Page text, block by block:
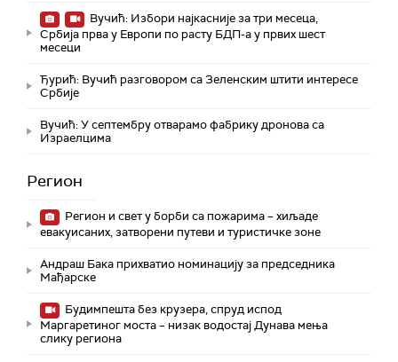
Вучић: Избори најкасније за три месеца,
Србија прва у Европи по расту БДП-а у првих шест
месеци
Ђурић: Вучић разговором са Зеленским штити интересе
Србије
Вучић: У септембру отварамо фабрику дронова са
Израелцима
Регион
Регион и свет у борби са пожарима – хиљаде
евакуисаних, затворени путеви и туристичке зоне
Андраш Бака прихватио номинацију за председника
Мађарске
Будимпешта без крузера, спруд испод
Маргаретиног моста – низак водостај Дунава мења
слику региона